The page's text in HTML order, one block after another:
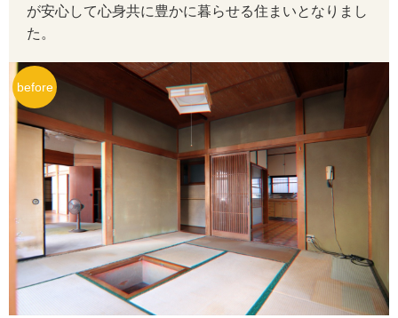
が安心して心身共に豊かに暮らせる住まいとなりまし
た。